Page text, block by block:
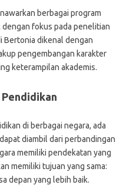
berbagai program
fokus pada penelitian
Bertonia dikenal dengan
pengembangan karakter
keterampilan akademis.
di berbagai negara, ada
diambil dari perbandingan
memiliki pendekatan yang
memiliki tujuan yang sama:
depan yang lebih baik.